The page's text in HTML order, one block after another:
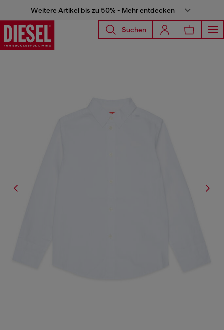
Weitere Artikel bis zu 50% - Mehr entdecken
Suchen